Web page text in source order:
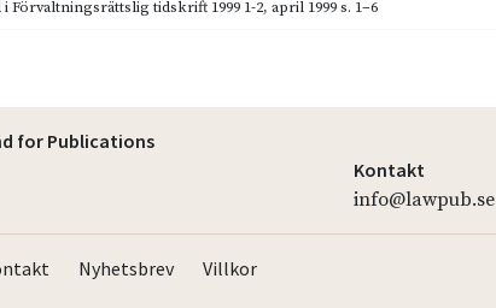
iFörvaltningsrättslig tidskrift 1999 1-2,april 1999 s. 1–6
for Publications
Kontakt
info@lawpub.se
Nyhetsbrev Villkor